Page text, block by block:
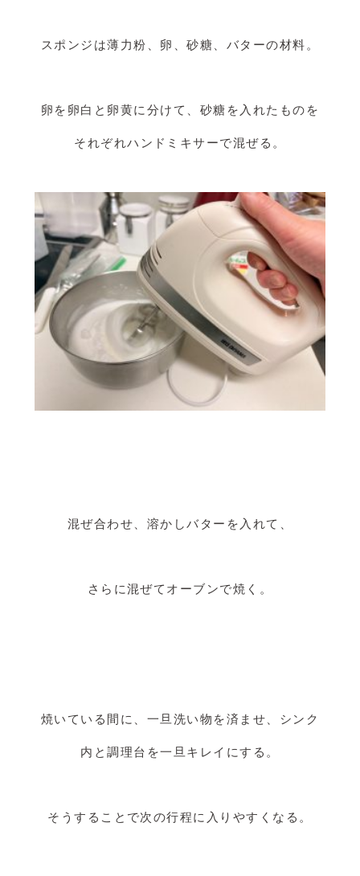
スポンジは薄力粉、卵、砂糖、バターの材料。
卵を卵白と卵黄に分けて、砂糖を入れたものを
それぞれハンドミキサーで混ぜる。
混ぜ合わせ、溶かしバターを入れて、
さらに混ぜてオーブンで焼く。
焼いている間に、一旦洗い物を済ませ、シンク
内と調理台を一旦キレイにする。
そうすることで次の行程に入りやすくなる。